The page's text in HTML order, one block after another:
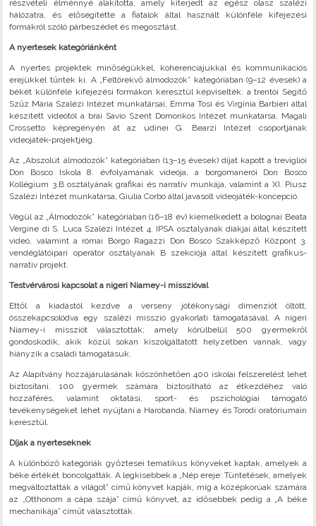
részvételi élménnyé alakította, amely kiterjedt az egész olasz szalézi
hálózatra, és elősegítette a fiatalok által használt különféle kifejezési
formákról szóló párbeszédet és megosztást.
A nyertesek kategóriánként
A nyertes projektek minőségükkel, koherenciájukkal és kommunikációs
erejükkel tűntek ki. A „Feltörekvő álmodozók” kategóriában (9–12 évesek) a
békét különféle kifejezési formákon keresztül képviselték: a trentói Segítő
Szűz Mária Szalézi Intézet munkatársai, Emma Tosì és Virginia Barbieri által
készített videótól a brai Savio Szent Domonkos Intézet munkatársa, Magali
Crossetto képregényén át az udinei G. Bearzi Intézet csoportjának
videojáték-projektjéig.
Az „Abszolút álmodozók” kategóriában (13–15 évesek) díjat kapott a trevigliói
Don Bosco Iskola 8. évfolyamának videója, a borgomanerói Don Bosco
Kollégium 3.B osztályának grafikai és narratív munkája, valamint a XI. Piusz
Szalézi Intézet munkatársa, Giulia Corbo által javasolt videojáték-koncepció.
Végül az „Álmodozók” kategóriában (16–18 év) kiemelkedett a bolognai Beata
Vergine di S. Luca Szalézi Intézet 4. IPSA osztályának diákjai által készített
videó, valamint a római Borgo Ragazzi Don Bosco Szakképző Központ 3.
vendéglátóipari operátor osztályának B szekciója által készített grafikus-
narratív projekt.
Testvérvárosi kapcsolat a nigeri Niamey-i misszióval
Ettől a kiadástól kezdve a verseny jótékonysági dimenziót öltött,
összekapcsolódva egy szalézi misszió gyakorlati támogatásával. A nigeri
Niamey-i missziót választották; amely körülbelül 500 gyermekről
gondoskodik, akik közül sokan kiszolgáltatott helyzetben vannak, vagy
hiányzik a családi támogatásuk.
Az Alapítvány hozzájárulásának köszönhetően 400 iskolai felszerelést lehet
biztosítani, 100 gyermek számára biztosítható az étkezdéhez való
hozzáférés, valamint oktatási, sport- és pszichológiai támogató
tevékenységeket lehet nyújtani a Harobanda, Niamey és Torodi oratóriumain
keresztül.
Díjak a nyerteseknek
A különböző kategóriák győztesei tematikus könyveket kaptak, amelyek a
béke értékét boncolgatták. A legkisebbek a „Nép ereje: Tüntetések, amelyek
megváltoztatták a világot” című könyvet kapják, míg a középkorúak számára
az „Otthonom a cápa szája” című könyvet, az idősebbek pedig a „A béke
mechanikája” címűt választották.